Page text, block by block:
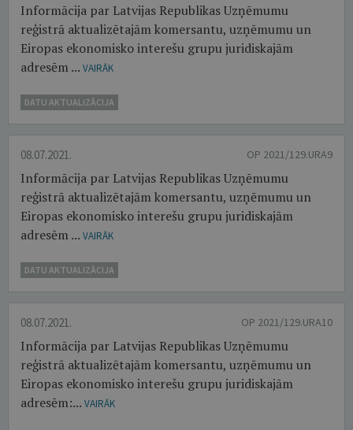
Informācija par Latvijas Republikas Uzņēmumu
reģistrā aktualizētajām komersantu, uzņēmumu un
Eiropas ekonomisko interešu grupu juridiskajām
adresēm ... VAIRĀK
DATU AKTUALIZĀCIJA
08.07.2021. OP 2021/129.URA9
Informācija par Latvijas Republikas Uzņēmumu
reģistrā aktualizētajām komersantu, uzņēmumu un
Eiropas ekonomisko interešu grupu juridiskajām
adresēm ... VAIRĀK
DATU AKTUALIZĀCIJA
08.07.2021. OP 2021/129.URA10
Informācija par Latvijas Republikas Uzņēmumu
reģistrā aktualizētajām komersantu, uzņēmumu un
Eiropas ekonomisko interešu grupu juridiskajām
adresēm:... VAIRĀK